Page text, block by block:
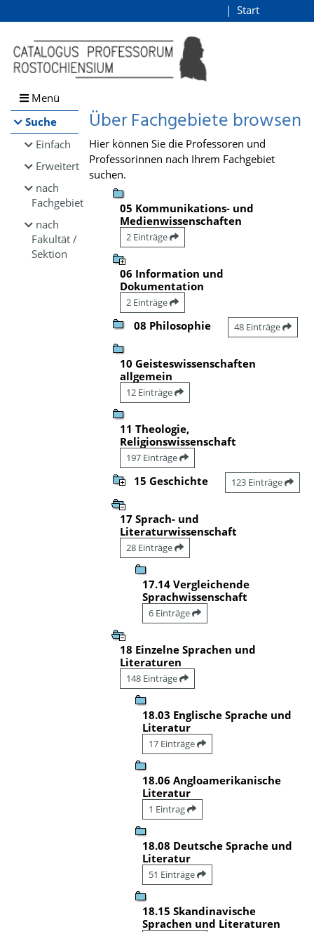
Browsen
direkt zum Inhalt
Start
Menü
Suche
Einfach
Erweitert
nach
Fachgebiet
nach
Fakultät /
Sektion
Über Fachgebiete browsen
Hier können Sie die Professoren und
Professorinnen nach Ihrem Fachgebiet
suchen.
05 Kommunikations- und
Medienwissenschaften
2 Einträge
06 Information und
Dokumentation
2 Einträge
08 Philosophie 48 Einträge
10 Geisteswissenschaften
allgemein
12 Einträge
11 Theologie,
Religionswissenschaft
197 Einträge
15 Geschichte 123 Einträge
17 Sprach- und
Literaturwissenschaft
28 Einträge
17.14 Vergleichende
Sprachwissenschaft
6 Einträge
18 Einzelne Sprachen und
Literaturen
148 Einträge
18.03 Englische Sprache und
Literatur
17 Einträge
18.06 Angloamerikanische
Literatur
1 Eintrag
18.08 Deutsche Sprache und
Literatur
51 Einträge
18.15 Skandinavische
Sprachen und Literaturen